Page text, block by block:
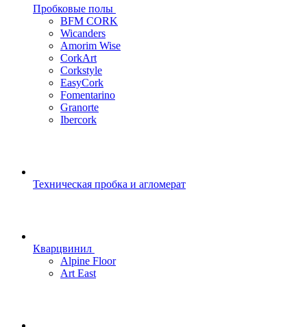
Пробковые полы
BFM CORK
Wicanders
Amorim Wise
CorkArt
Corkstyle
EasyCork
Fomentarino
Granorte
Ibercork
Техническая пробка и агломерат
Кварцвинил
Alpine Floor
Art East